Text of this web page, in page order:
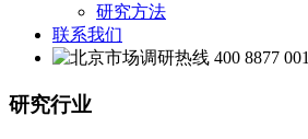
研究方法
联系我们
400 8877 001
研究行业